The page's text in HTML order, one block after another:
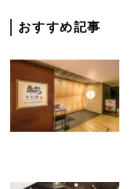
おすすめ記事